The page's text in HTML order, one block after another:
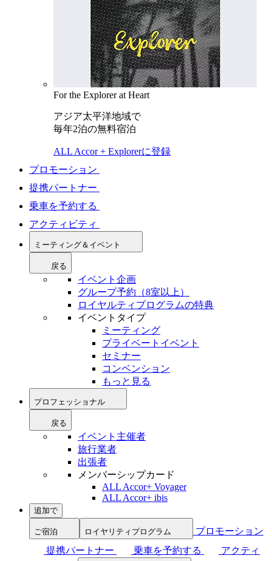
For the Explorer at Heart
アジア太平洋地域で
毎年2泊の無料宿泊
ALL Accor + Explorerに登録
プロモーション
提携パートナー
乗車を予約する
アクティビティ
ミーティング＆イベント
戻る
イベント企画
グループ予約（8室以上）
ロイヤルティプログラムの特典
イベントタイプ
ミーティング
プライベートイベント
セミナー
コンベンション
もっと見る
プロフェッショナル
戻る
イベント主催者
旅行業者
出張者
メンバーシップカード
ALL Accor+ Voyager
ALL Accor+ ibis
追加で
ご宿泊 ロイヤリティプログラム
プロモーション
提携パートナー
乗車を予約する
アクティ